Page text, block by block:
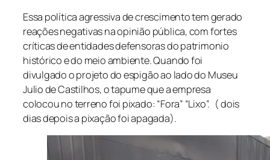
Essa política agressiva de crescimento tem gerado
reações negativas na opinião pública, com fortes
críticas de entidades defensoras do patrimonio
histórico e do meio ambiente. Quando foi
divulgado o projeto do espigão ao lado do Museu
Julio de Castilhos, o tapume que a empresa
colocou no terreno foi pixado: “Fora” “Lixo”. ( dois
dias depois a pixação foi apagada).